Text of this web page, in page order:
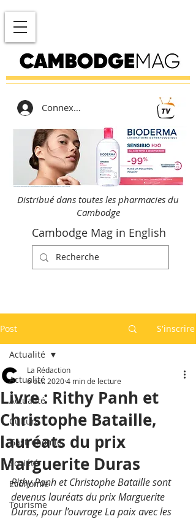
Connexion
Distribué dans toutes les pharmacies du
Cambodge
Cambodge Mag in English
Post S'inscrire
Actualité
Actualité
Culture
Gastronomie
Société
Economie
Tourisme
Actualité
Livre : Rithy Panh et
Christophe Bataille,
lauréats du prix
Marguerite Duras
La Rédaction
6 oct. 20204 min de lecture
Rithy Panh et Christophe Bataille sont
devenus lauréats du prix Marguerite
Duras, pour l’ouvrage La paix avec les